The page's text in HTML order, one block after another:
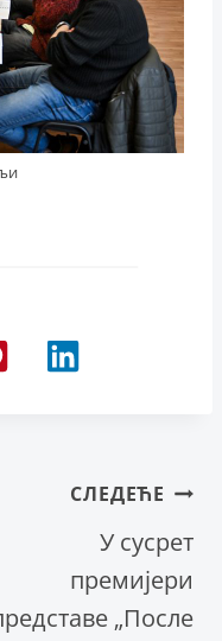
СЛЕДЕЋЕ
У сусрет
премијери
„После